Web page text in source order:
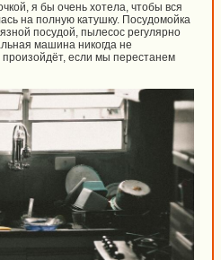
я бы очень хотела, чтобы вся
на полную катушку. Посудомойка
посудой, пылесос регулярно
машина никогда не
если мы перестанем